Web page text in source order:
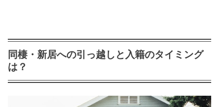
同棲・新居への引っ越しと入籍のタイミング
は？